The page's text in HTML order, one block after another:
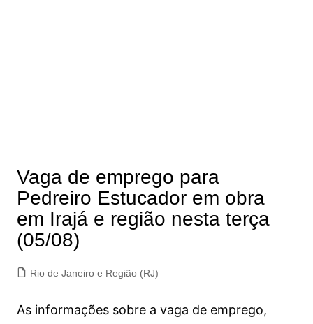
Vaga de emprego para
Pedreiro Estucador em obra
em Irajá e região nesta terça
(05/08)
Rio de Janeiro e Região (RJ)
As informações sobre a vaga de emprego,